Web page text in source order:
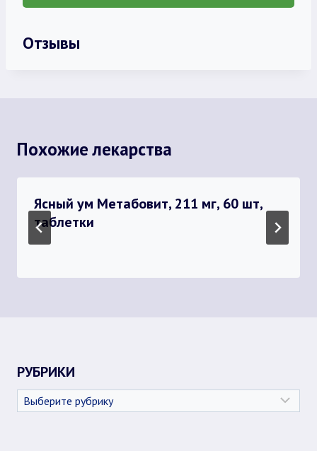
Отзывы
Похожие лекарства
Ясный ум Метабовит, 211 мг, 60 шт,
таблетки
РУБРИКИ
Рубрики